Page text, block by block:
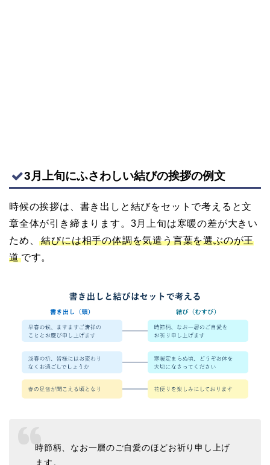
3月上旬にふさわしい結びの挨拶の例文
時候の挨拶は、書き出しと結びをセットで考えると文
章全体が引き締まります。3月上旬は寒暖の差が大きい
ため、結びには相手の体調を気遣う言葉を選ぶのが王
道です。
時節柄、なお一層のご自愛のほどお祈り申し上げ
ます。